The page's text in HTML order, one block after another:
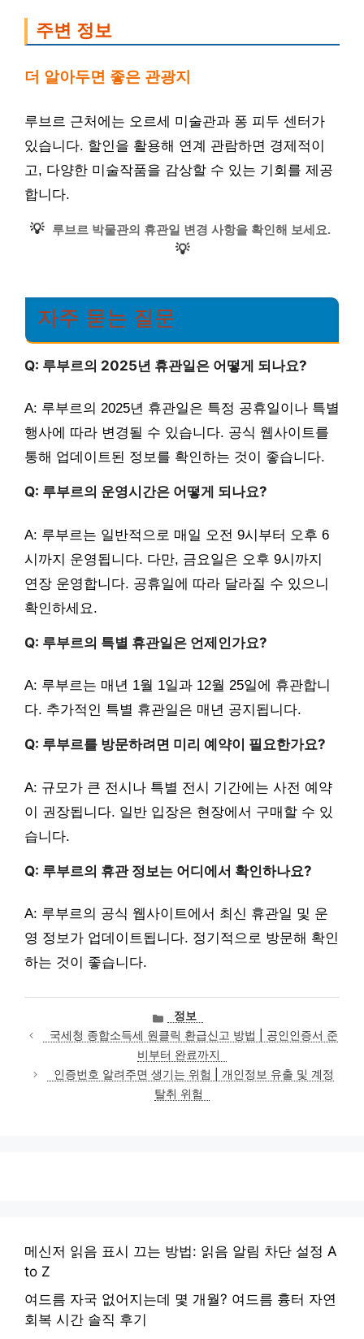
주변 정보
더 알아두면 좋은 관광지
루브르 근처에는 오르세 미술관과 퐁 피두 센터가
있습니다. 할인을 활용해 연계 관람하면 경제적이
고, 다양한 미술작품을 감상할 수 있는 기회를 제공
합니다.
💡 루브르 박물관의 휴관일 변경 사항을 확인해 보세요.
💡
자주 묻는 질문
Q: 루부르의 2025년 휴관일은 어떻게 되나요?
A: 루부르의 2025년 휴관일은 특정 공휴일이나 특별
행사에 따라 변경될 수 있습니다. 공식 웹사이트를
통해 업데이트된 정보를 확인하는 것이 좋습니다.
Q: 루부르의 운영시간은 어떻게 되나요?
A: 루부르는 일반적으로 매일 오전 9시부터 오후 6
시까지 운영됩니다. 다만, 금요일은 오후 9시까지
연장 운영합니다. 공휴일에 따라 달라질 수 있으니
확인하세요.
Q: 루부르의 특별 휴관일은 언제인가요?
A: 루부르는 매년 1월 1일과 12월 25일에 휴관합니
다. 추가적인 특별 휴관일은 매년 공지됩니다.
Q: 루부르를 방문하려면 미리 예약이 필요한가요?
A: 규모가 큰 전시나 특별 전시 기간에는 사전 예약
이 권장됩니다. 일반 입장은 현장에서 구매할 수 있
습니다.
Q: 루부르의 휴관 정보는 어디에서 확인하나요?
A: 루부르의 공식 웹사이트에서 최신 휴관일 및 운
영 정보가 업데이트됩니다. 정기적으로 방문해 확인
하는 것이 좋습니다.
카
테
고
리
정보
국세청 종합소득세 원클릭 환급신고 방법 | 공인인증서 준
비부터 완료까지
인증번호 알려주면 생기는 위험 | 개인정보 유출 및 계정
탈취 위험
메신저 읽음 표시 끄는 방법: 읽음 알림 차단 설정 A
to Z
여드름 자국 없어지는데 몇 개월? 여드름 흉터 자연
회복 시간 솔직 후기